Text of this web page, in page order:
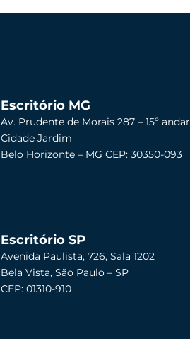
Escritório MG
Av. Prudente de Morais 287 – 15º andar
Cidade Jardim
Belo Horizonte – MG CEP: 30350-093
Escritório SP
Avenida Paulista, 726, Sala 1202
Bela Vista, São Paulo – SP
CEP: 01310-910